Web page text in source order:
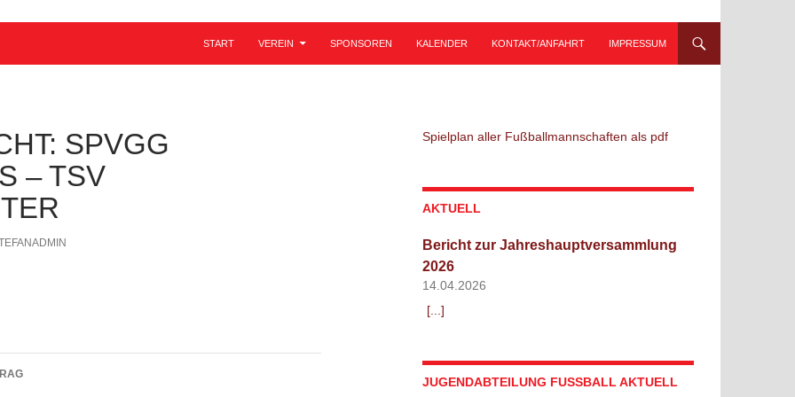
START
VEREIN SPONSOREN KALENDER KONTAKT/ANFAHRT IMPRESSUM
SPVGG
– TSV
Spielplan aller Fußballmannschaften als pdf
AKTUELL
Bericht zur Jahreshauptversammlung
2026
14.04.2026
[...]
JUGENDABTEILUNG FUSSBALL AKTUELL